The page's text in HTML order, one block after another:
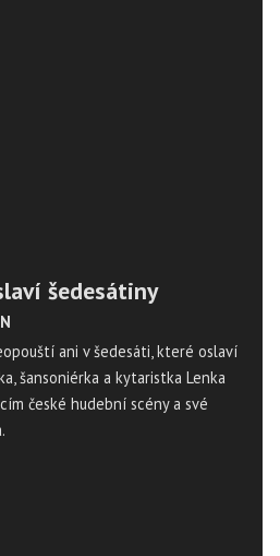
šedesátiny
ani v šedesáti, které oslaví
šansoniérka a kytaristka Lenka
české hudební scény a své